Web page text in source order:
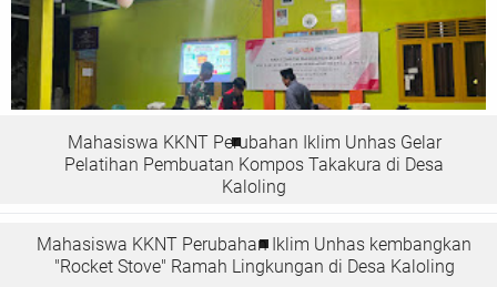
Mahasiswa KKNT Perubahan Iklim Unhas Gelar
Pelatihan Pembuatan Kompos Takakura di Desa
Kaloling
Mahasiswa KKNT Perubahan Iklim Unhas kembangkan
"Rocket Stove" Ramah Lingkungan di Desa Kaloling